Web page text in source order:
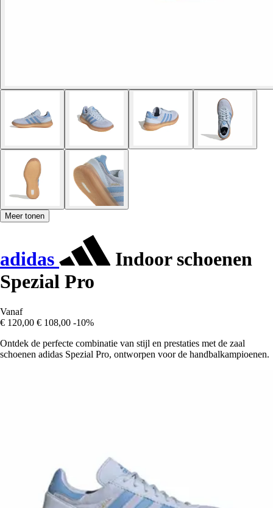
Meer tonen
adidas
Indoor schoenen
Spezial Pro
Vanaf
€ 120,00 € 108,00 -10%
Ontdek de perfecte combinatie van stijl en prestaties met de zaal
schoenen adidas Spezial Pro, ontworpen voor de handbalkampioenen.